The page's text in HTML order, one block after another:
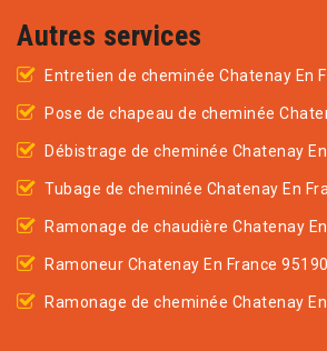
Autres services
Entretien de cheminée Chatenay En
Pose de chapeau de cheminée
Débistrage de cheminée Chatenay
Tubage de cheminée Chatenay En
Ramonage de chaudière Chatenay
Ramoneur Chatenay En France 95190
Ramonage de cheminée Chatenay